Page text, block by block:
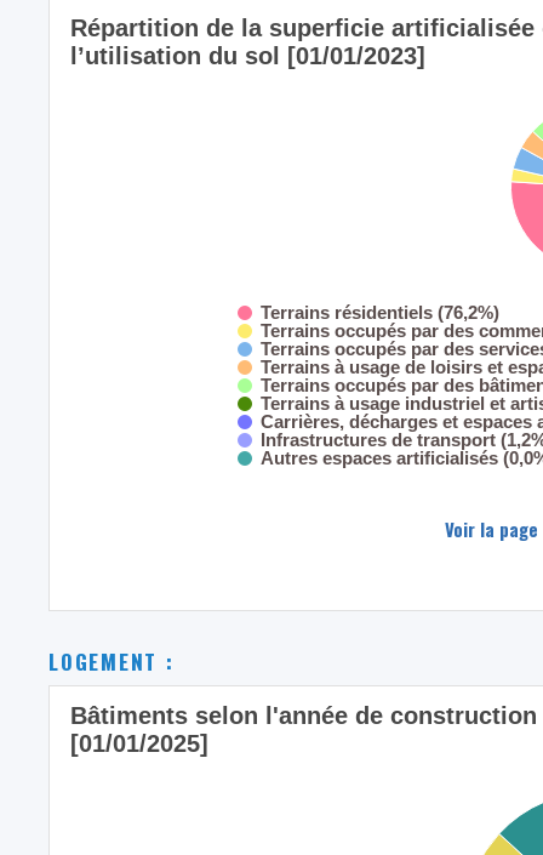
Répartition de la superficie artificialisée
l’utilisation du sol [01/01/2023]
Terrains résidentiels (76,2%)
Terrains occupés par des
Terrains occupés par des
Terrains à usage de loisirs et
Terrains occupés par des
Terrains à usage industriel et
Carrières, décharges et espaces
Infrastructures de transport
Autres espaces artificialisés
Voir la
LOGEMENT :
Bâtiments selon l'année de
[01/01/2025]